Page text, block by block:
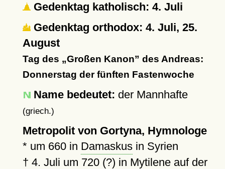
Gedenktag katholisch: 4. Juli
Gedenktag orthodox: 4. Juli, 25.
August
Tag des Großen Kanon
des Andreas:
Donnerstag der fünften Fastenwoche
Name bedeutet: der Mannhafte
(griech.)
Metropolit von Gortyna, Hymnologe
* um 660in Damaskusin Syrien
† 4. Juli um 720 (?) in Mytileneauf der